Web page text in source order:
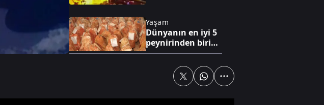
görüntüleri ortaya
çıktı
Yaşam
Dünyanın en iyi 5
peynirinden biri
Divle peyniri
Adana'da trafikte